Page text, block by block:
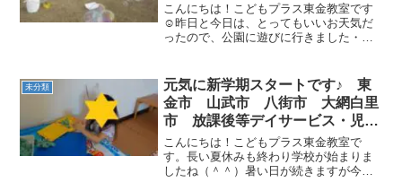
こんにちは！こどもプラス東金教室です
☺昨日と今日は、とってもいいお天気だ
ったので、公園に遊びに行きました・
が一緒に遊んでくれました（・V・＊）
「わぁぁ！！大きなシャボン...
未分類
元気に新学期スタートです♪ 東
金市 山武市 八街市 大網白里
市 放課後等デイサービス・児童
発達支援
こんにちは！こどもプラス東金教室で
す。長い夏休みも終わり学校が始まりま
したね（＾＾）暑い日が続きますが今日